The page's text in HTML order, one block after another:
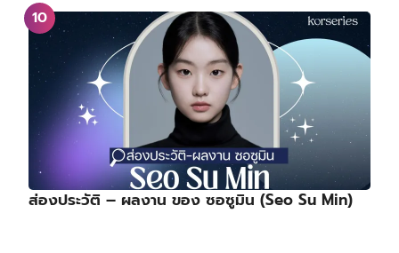
ส่องประวัติ – ผลงาน ของ ซอซูมิน (Seo Su Min)